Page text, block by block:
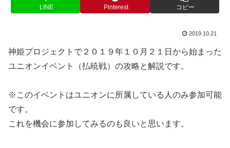
LINE Pinterest コピー
2019.10.21
神姫プロジェクトで２０１９年１０月２１日から始まった
ユニオンイベント（払暁戦）の攻略と解説です。
※このイベントはユニオンに所属している人のみ参加可能
です。
これを機会に参加してみるのも良いと思います。